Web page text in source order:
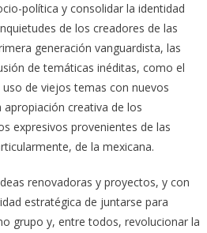
política y consolidar la identidad
de los creadores de las
generación vanguardista, las
de temáticas inéditas, como el
de viejos temas con nuevos
creativa de los
expresivos provenientes de las
de la mexicana.
renovadoras y proyectos, y con
estratégica de juntarse para
grupo y, entre todos, revolucionar la